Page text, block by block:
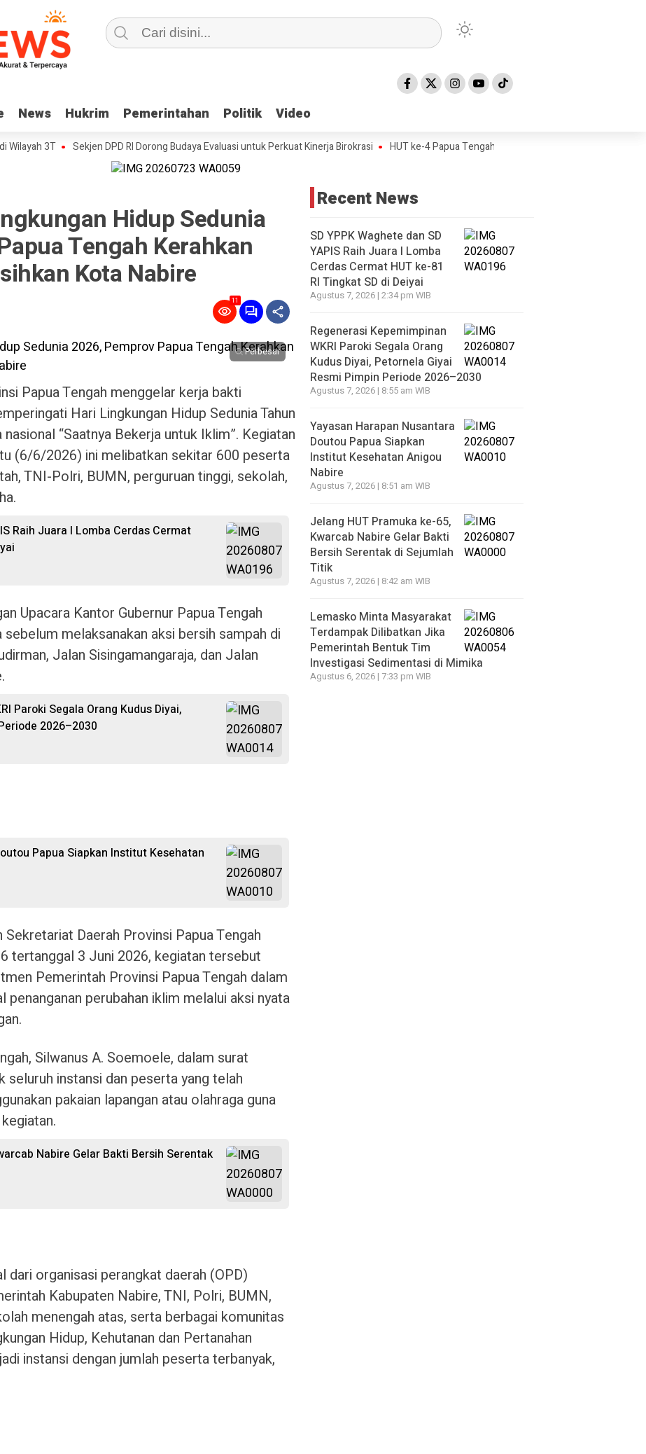
News Hukrim Pemerintahan Politik Video
News Hukrim Pemerintahan Politik Video
3T Sekjen DPD RI Dorong Budaya Evaluasi untuk Perkuat Kinerja Birokrasi HUT ke-4 Papua Tengah Jadi Titik Awal Program BANGKIT untuk
Hidup Sedunia
Tengah Kerahkan
Kota Nabire
11
Perbesar
Papua Tengah menggelar kerja bakti
Hari Lingkungan Hidup Sedunia Tahun
“Saatnya Bekerja untuk Iklim”. Kegiatan
(6/6/2026) ini melibatkan sekitar 600 peserta
TNI-Polri, BUMN, perguruan tinggi, sekolah,
Raih Juara I Lomba Cerdas Cermat
Upacara Kantor Gubernur Papua Tengah
melaksanakan aksi bersih sampah di
Jalan Sisingamangaraja, dan Jalan
Paroki Segala Orang Kudus Diyai,
2026–2030
Papua Siapkan Institut Kesehatan
Daerah Provinsi Papua Tengah
tertanggal 3 Juni 2026, kegiatan tersebut
Pemerintah Provinsi Papua Tengah dalam
penanganan perubahan iklim melalui aksi nyata
Silwanus A. Soemoele, dalam surat
seluruh instansi dan peserta yang telah
pakaian lapangan atau olahraga guna
Nabire Gelar Bakti Bersih Serentak
dari organisasi perangkat daerah (OPD)
Kabupaten Nabire, TNI, Polri, BUMN,
menengah atas, serta berbagai komunitas
Hidup, Kehutanan dan Pertanahan
instansi dengan jumlah peserta terbanyak,
Recent News
SD YPPK Waghete dan SD
YAPIS Raih Juara I Lomba
Cerdas Cermat HUT ke-81
RI Tingkat SD di Deiyai
Agustus 7, 2026 | 2:34 pm WIB
Regenerasi Kepemimpinan
WKRI Paroki Segala Orang
Kudus Diyai, Petornela Giyai
Resmi Pimpin Periode 2026–2030
Agustus 7, 2026 | 8:55 am WIB
Yayasan Harapan Nusantara
Doutou Papua Siapkan
Institut Kesehatan Anigou
Nabire
Agustus 7, 2026 | 8:51 am WIB
Jelang HUT Pramuka ke-65,
Kwarcab Nabire Gelar Bakti
Bersih Serentak di Sejumlah
Titik
Agustus 7, 2026 | 8:42 am WIB
Lemasko Minta Masyarakat
Terdampak Dilibatkan Jika
Pemerintah Bentuk Tim
Investigasi Sedimentasi di Mimika
Agustus 6, 2026 | 7:33 pm WIB